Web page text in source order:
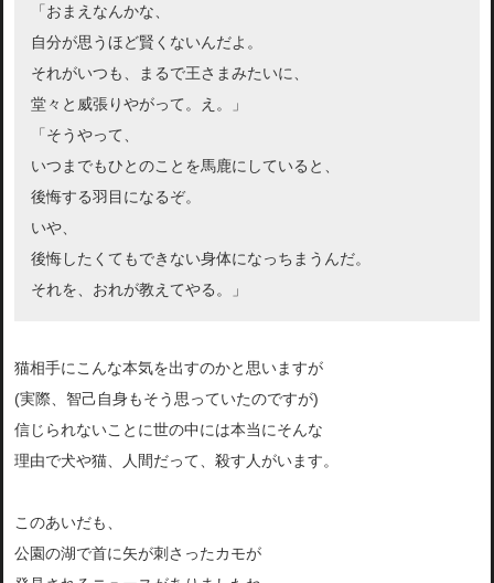
「おまえなんかな、
自分が思うほど賢くないんだよ。
それがいつも、まるで王さまみたいに、
堂々と威張りやがって。え。」
「そうやって、
いつまでもひとのことを馬鹿にしていると、
後悔する羽目になるぞ。
いや、
後悔したくてもできない身体になっちまうんだ。
それを、おれが教えてやる。」
猫相手にこんな本気を出すのかと思いますが
(実際、智己自身もそう思っていたのですが)
信じられないことに世の中には本当にそんな
理由で犬や猫、人間だって、殺す人がいます。
このあいだも、
公園の湖で首に矢が刺さったカモが